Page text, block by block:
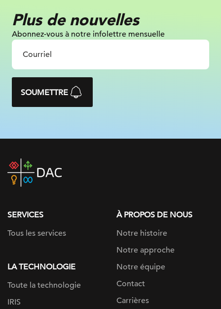
Plus de nouvelles
Abonnez-vous à notre infolettre mensuelle
SOUMETTRE
DAC
home
SERVICES
Tous les services
LA TECHNOLOGIE
Toute la technologie
IRIS
À PROPOS DE NOUS
Notre histoire
Notre approche
Notre équipe
Contact
Carrières